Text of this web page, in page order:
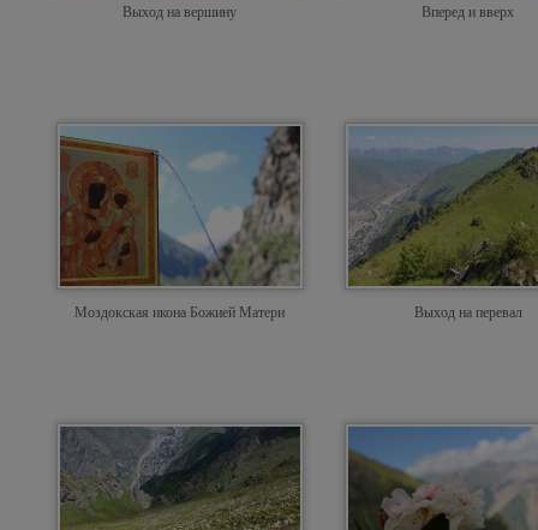
Выход на вершину Вперед и вверх
Моздокская икона Божией Матери Выход на перевал